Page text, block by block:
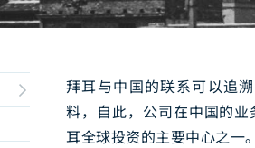
拜耳与中国的联系可以追
料，自此，公司在中国的
耳全球投资的主要中心之一。